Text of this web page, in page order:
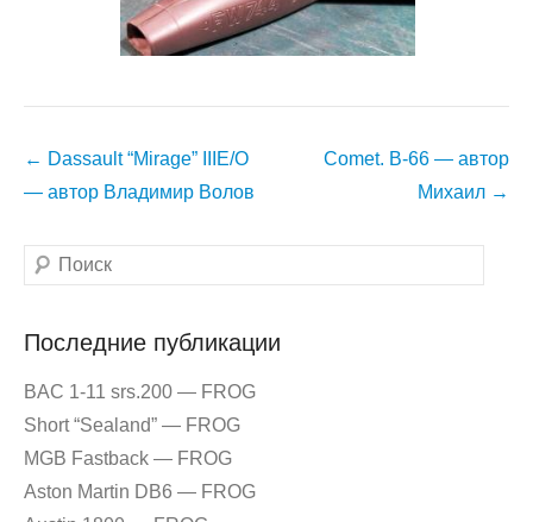
Навигация
по
← Dassault “Mirage” IIIE/O
— автор Владимир Волов
Comet. B-66 — автор
Михаил →
Поиск
Последние публикации
BAC 1-11 srs.200 — FROG
Short “Sealand” — FROG
MGB Fastback — FROG
Aston Martin DB6 — FROG